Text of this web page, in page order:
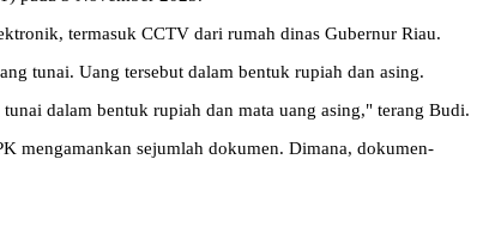
termasuk CCTV dari rumah dinas Gubernur Riau.
tunai. Uang tersebut dalam bentuk rupiah dan asing.
dalam bentuk rupiah dan mata uang asing," terang Budi.
mengamankan sejumlah dokumen. Dimana, dokumen-